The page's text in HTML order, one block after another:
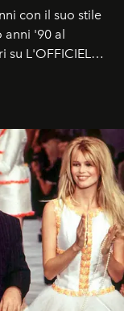
con il suo stile
anni '90 al
L'OFFICIEL